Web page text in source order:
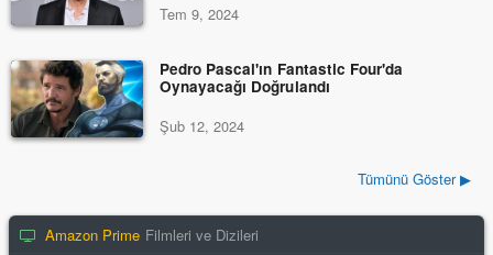
Tem 9, 2024
Pedro Pascal'ın Fantastic Four'da
Oynayacağı Doğrulandı
Şub 12, 2024
Tümünü Göster ▶
Amazon Prime Filmleri ve Dizileri